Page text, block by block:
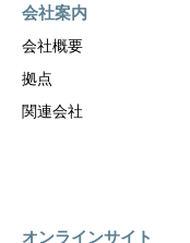
会社案内
会社概要
拠点
関連会社
オンラインサイト